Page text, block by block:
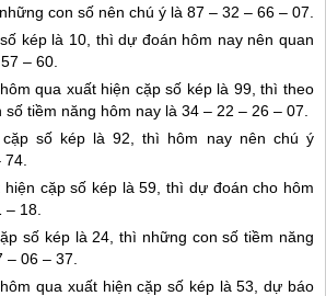
con số nên chú ý là 87 – 32 – 66 – 07
kép là 10 , thì dự đoán hôm nay nên quan
57 – 60
qua xuất hiện cặp số kép là 99, thì theo
tiềm năng hôm nay là 34 – 22 – 26 – 07
cặp số kép là92 , thì hôm nay nên chú ý
74
hiện cặp số kép là59 , thì dự đoán cho hôm
– 18
số kép là 24 , thì những con số tiềm năng
– 06 – 37
qua xuất hiện cặp số kép là53 , dự báo